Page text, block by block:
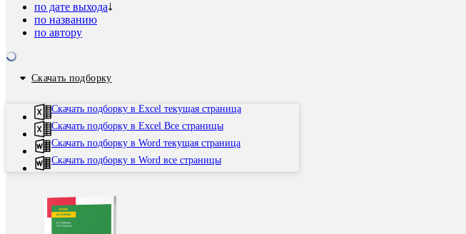
по дате выхода
по названию
по автору
Скачать подборку
Скачать подборку в Excel текущая страница
Скачать подборку в Excel Все страницы
Скачать подборку в Word текущая страница
Скачать подборку в Word все страницы